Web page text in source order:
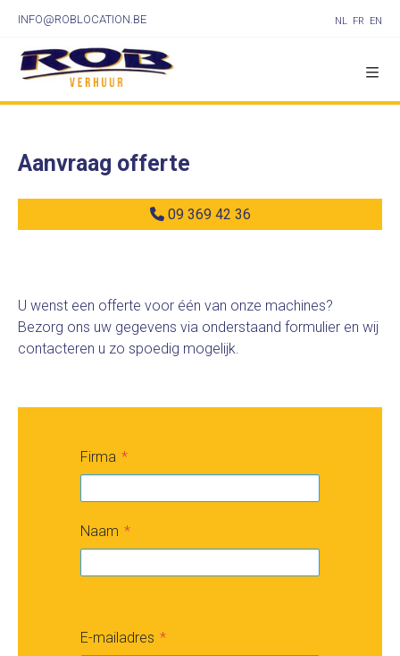
INFO@ROBLOCATION.BE NL FR EN
Aanvraag offerte
09 369 42 36
U wenst een offerte voor één van onze machines?
Bezorg ons uw gegevens via onderstaand formulier en wij
contacteren u zo spoedig mogelijk.
Firma
Naam
E-mailadres